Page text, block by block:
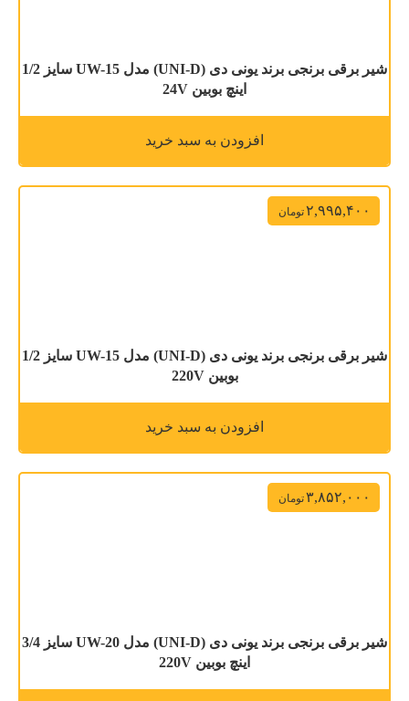
شیر برقی برنجی برند یونی دی (UNI-D) مدل UW-15 سایز 1/2
اینچ بوبین 24V
افزودن به سبد خرید
۲,۹۹۵,۴۰۰تومان
شیر برقی برنجی برند یونی دی (UNI-D) مدل UW-15 سایز 1/2
بوبین 220V
افزودن به سبد خرید
۳,۸۵۲,۰۰۰تومان
شیر برقی برنجی برند یونی دی (UNI-D) مدل UW-20 سایز 3/4
اینچ بوبین 220V